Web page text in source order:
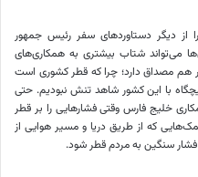
دیگر دستاوردهای سفر رئیس جمهور
می‌تواند شتاب بیشتری به همکاری‌های
هم مصداق دارد؛ چرا که قطر کشوری است
با این کشور شاهد تنش نبودیم. حتی
خلیج فارس وقتی فشارهایی را بر قطر
که از طریق دریا و مسیر هوایی از
فشار سنگین به مردم قطر شود.